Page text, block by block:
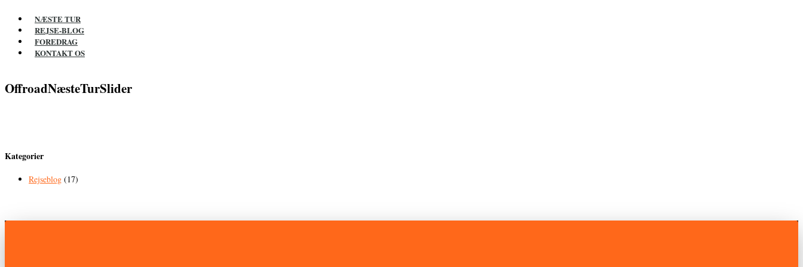
NÆSTE TUR
REJSE-BLOG
FOREDRAG
KONTAKT OS
OffroadNæsteTurSlider
Kategorier
Rejseblog (17)